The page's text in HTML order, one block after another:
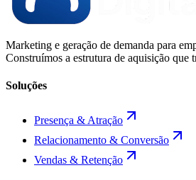
Marketing e geração de demanda para
Construímos a estrutura de aquisição que
Soluções
Presença & Atração
Relacionamento & Conversão
Vendas & Retenção